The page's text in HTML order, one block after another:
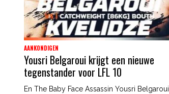
AANKONDIGEN
Yousri Belgaroui krijgt een nieuwe
tegenstander voor LFL 10
En The Baby Face Assassin Yousri Belgaroui